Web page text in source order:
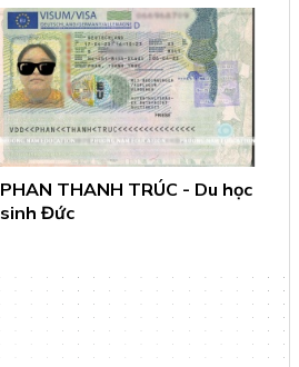
PHAN THANH TRÚC - Du học
sinh Đức